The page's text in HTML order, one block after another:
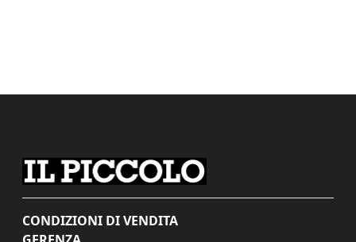
CONDIZIONI DI VENDITA